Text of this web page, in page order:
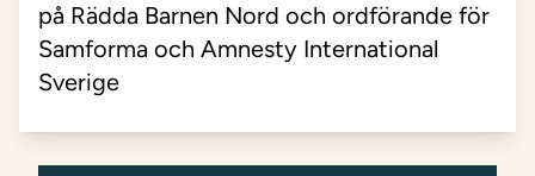
på Rädda Barnen Nord och ordförande för
Samforma och Amnesty International
Sverige